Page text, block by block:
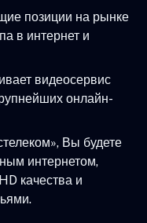
позиции на рынке
в интернет и
видеосервис
онлайн-
Вы будете
интернетом,
качества и